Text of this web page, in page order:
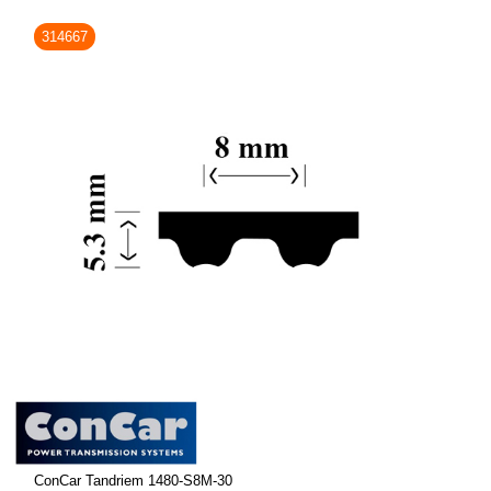
314667
ConCar Tandriem 1480-S8M-30